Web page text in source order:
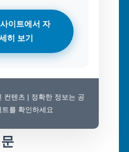
이트에서 자
히 보기
컨텐츠 | 정확한 정보는 공
트를 확인하세요